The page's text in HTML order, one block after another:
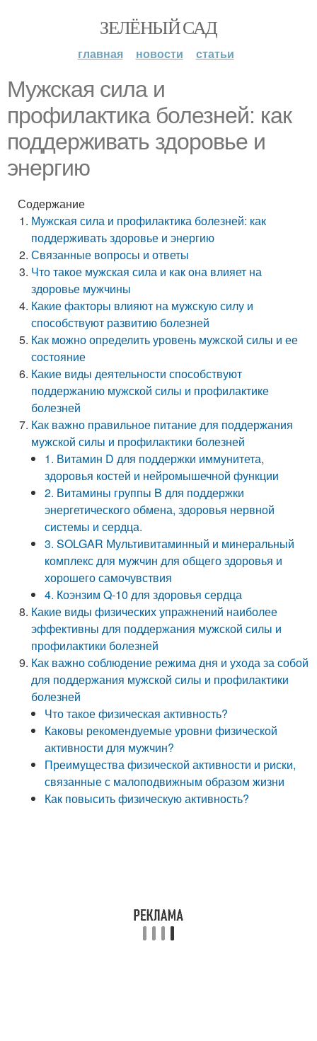
ЗЕЛЁНЫЙ САД
главная новости статьи
Мужская сила и
профилактика болезней: как
поддерживать здоровье и
энергию
Содержание
Мужская сила и профилактика болезней: как
поддерживать здоровье и энергию
Связанные вопросы и ответы
Что такое мужская сила и как она влияет на
здоровье мужчины
Какие факторы влияют на мужскую силу и
способствуют развитию болезней
Как можно определить уровень мужской силы и ее
состояние
Какие виды деятельности способствуют
поддержанию мужской силы и профилактике
болезней
Как важно правильное питание для поддержания
мужской силы и профилактики болезней
1. Витамин D для поддержки иммунитета,
здоровья костей и нейромышечной функции
2. Витамины группы B для поддержки
энергетического обмена, здоровья нервной
системы и сердца.
3. SOLGAR Мультивитаминный и минеральный
комплекс для мужчин для общего здоровья и
хорошего самочувствия
4. Коэнзим Q-10 для здоровья сердца
Какие виды физических упражнений наиболее
эффективны для поддержания мужской силы и
профилактики болезней
Как важно соблюдение режима дня и ухода за собой
для поддержания мужской силы и профилактики
болезней
Что такое физическая активность?
Каковы рекомендуемые уровни физической
активности для мужчин?
Преимущества физической активности и риски,
связанные с малоподвижным образом жизни
Как повысить физическую активность?